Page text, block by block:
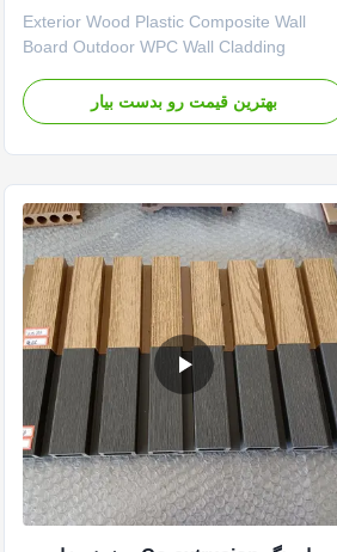
Exterior Wood Plastic Composite Wall
Board Outdoor WPC Wall Cladding
with enhanced fire-resistant properties
and easy installation system. Fire
بهترین قیمت رو بدست بیار